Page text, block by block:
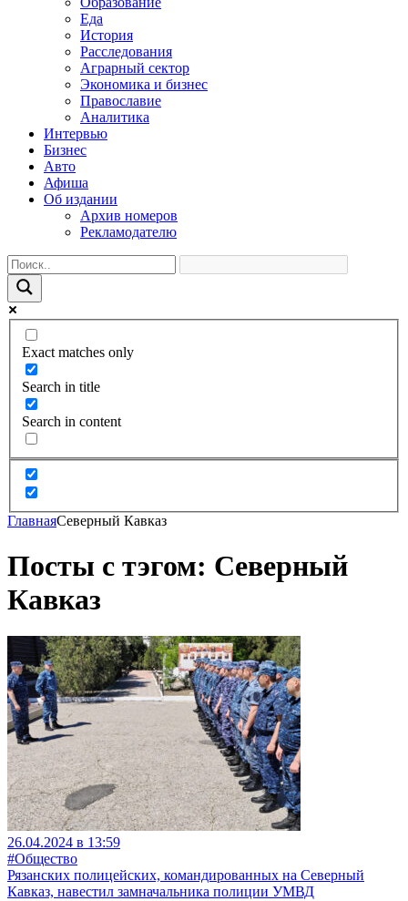
Еда
История
Расследования
Аграрный сектор
Экономика и бизнес
Православие
Аналитика
Интервью
Бизнес
Авто
Афиша
Об издании
Архив номеров
Рекламодателю
Exact matches only
Search in title
Search in content
ГлавнаяСеверный Кавказ
Посты с тэгом: Северный
Кавказ
26.04.2024 в 13:59
#Общество
Рязанских полицейских, командированных на Северный
Кавказ, навестил замначальника полиции УМВД